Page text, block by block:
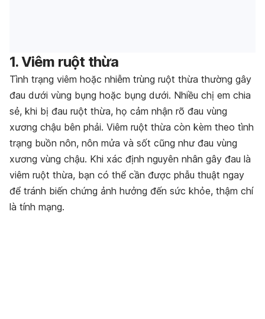
1. Viêm ruột thừa
Tình trạng viêm hoặc nhiễm trùng ruột thừa thường gây
đau dưới vùng bụng hoặc bụng dưới. Nhiều chị em chia
sẻ, khi bị đau ruột thừa, họ cảm nhận rõ đau vùng
xương chậu bên phải. Viêm ruột thừa còn kèm theo tình
trạng buồn nôn, nôn mửa và sốt cũng như đau vùng
xương vùng chậu. Khi xác định nguyên nhân gây đau là
viêm ruột thừa, bạn có thể cần được phẫu thuật ngay
để tránh biến chứng ảnh hưởng đến sức khỏe, thậm chí
là tính mạng.